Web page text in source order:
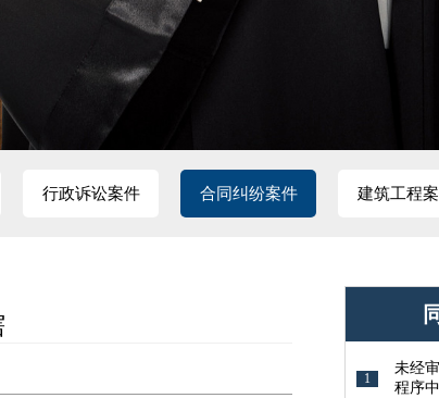
行政诉讼案件 合同纠纷案件 建筑工程
1
未经
程序